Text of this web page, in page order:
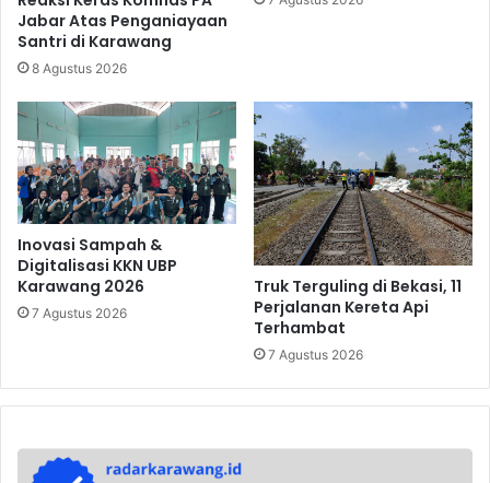
Jabar Atas Penganiayaan
Santri di Karawang
8 Agustus 2026
Inovasi Sampah &
Digitalisasi KKN UBP
Karawang 2026
7 Agustus 2026
Truk Terguling di Bekasi, 11
Perjalanan Kereta Api
Terhambat
7 Agustus 2026